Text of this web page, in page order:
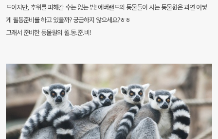
드이지만, 추위를 피해갈 수는 없는 법! 에버랜드의 동물들이 사는 동물원은 과연 어떻
게 월동준비를 하고 있을까? 궁금하지 않으세요?ㅎㅎ
그래서 준비한 동물원의 월.동.준.비!